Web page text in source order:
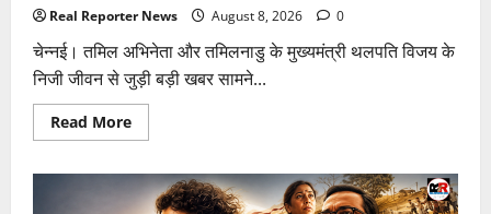
Real Reporter News August 8, 2026 0
चेन्नई। तमिल अभिनेता और तमिलनाडु के मुख्यमंत्री थलपति विजय के
निजी जीवन से जुड़ी बड़ी खबर सामने...
Read MoreRead
more
विजय
की